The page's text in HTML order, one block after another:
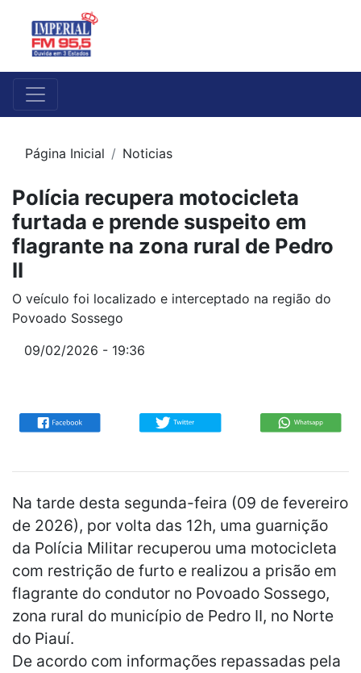
Página Inicial Noticias
Polícia recupera motocicleta
furtada e prende suspeito em
flagrante na zona rural de Pedro
II
O veículo foi localizado e interceptado na região do
Povoado Sossego
09/02/2026 - 19:36
Na tarde desta segunda-feira (09 de fevereiro
de 2026), por volta das 12h, uma guarnição
da Polícia Militar recuperou uma motocicleta
com restrição de furto e realizou a prisão em
flagrante do condutor no Povoado Sossego,
zona rural do município de Pedro II, no Norte
do Piauí.
De acordo com informações repassadas pela